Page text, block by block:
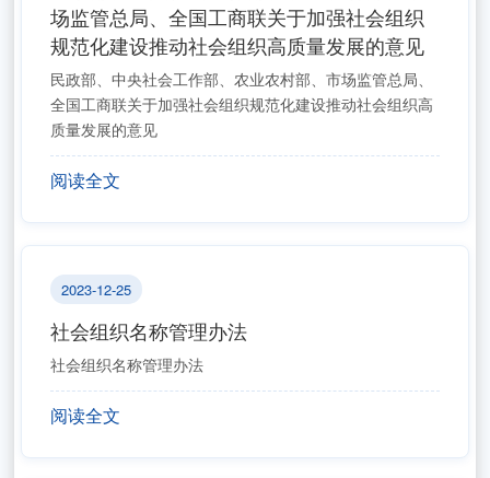
场监管总局、全国工商联关于加强社会组织
规范化建设推动社会组织高质量发展的意见
民政部、中央社会工作部、农业农村部、市场监管总局、
全国工商联关于加强社会组织规范化建设推动社会组织高
质量发展的意见
阅读全文
2023-12-25
社会组织名称管理办法
社会组织名称管理办法
阅读全文